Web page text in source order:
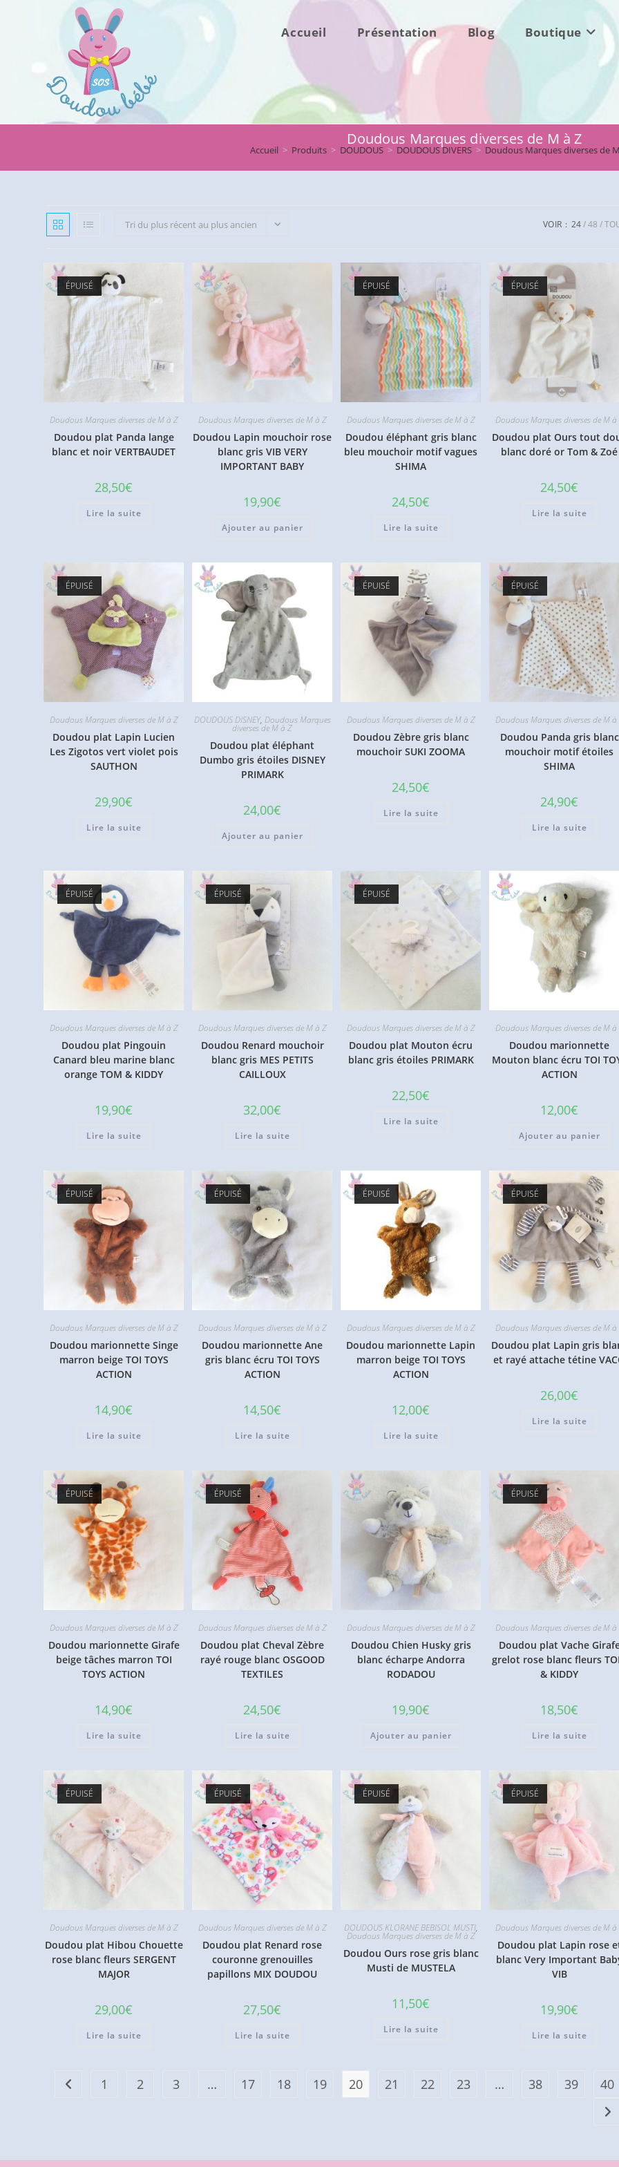
Accueil Présentation Blog Boutique
Doudous Marques diverses de M à Z
Accueil > Produits > DOUDOUS > DOUDOUS DIVERS > Doudous Marques diverses de
Tri du plus récent au plus ancien VOIR : 24 48
ÉPUISÉ
Doudous Marques diverses de M à Z
Doudou plat Panda lange
blanc et noir VERTBAUDET
28,50€
Lire la suite
Doudous Marques diverses de M à Z
Doudou Lapin mouchoir rose
blanc gris VIB VERY
IMPORTANT BABY
19,90€
Ajouter au panier
ÉPUISÉ
Doudous Marques diverses de M à Z
Doudou éléphant gris blanc
bleu mouchoir motif vagues
SHIMA
24,50€
Lire la suite
ÉPUISÉ
Doudous Marques diverses de M à
Doudou plat Ours tout
blanc doré or Tom & Zoé
24,50€
Lire la suite
ÉPUISÉ
Doudous Marques diverses de M à Z
Doudou plat Lapin Lucien
Les Zigotos vert violet pois
SAUTHON
29,90€
Lire la suite
DOUDOUS DISNEY, Doudous Marques
diverses de M à Z
Doudou plat éléphant
Dumbo gris étoiles DISNEY
PRIMARK
24,00€
Ajouter au panier
ÉPUISÉ
Doudous Marques diverses de M à Z
Doudou Zèbre gris blanc
mouchoir SUKI ZOOMA
24,50€
Lire la suite
ÉPUISÉ
Doudous Marques diverses de M à
Doudou Panda gris blanc
mouchoir motif étoiles
SHIMA
24,90€
Lire la suite
ÉPUISÉ
Doudous Marques diverses de M à Z
Doudou plat Pingouin
Canard bleu marine blanc
orange TOM & KIDDY
19,90€
Lire la suite
ÉPUISÉ
Doudous Marques diverses de M à Z
Doudou Renard mouchoir
blanc gris MES PETITS
CAILLOUX
32,00€
Lire la suite
ÉPUISÉ
Doudous Marques diverses de M à Z
Doudou plat Mouton écru
blanc gris étoiles PRIMARK
22,50€
Lire la suite
Doudous Marques diverses de M à
Doudou marionnette
Mouton blanc écru TOI
ACTION
12,00€
Ajouter au panier
ÉPUISÉ
Doudous Marques diverses de M à Z
Doudou marionnette Singe
marron beige TOI TOYS
ACTION
14,90€
Lire la suite
ÉPUISÉ
Doudous Marques diverses de M à Z
Doudou marionnette Ane
gris blanc écru TOI TOYS
ACTION
14,50€
Lire la suite
ÉPUISÉ
Doudous Marques diverses de M à Z
Doudou marionnette Lapin
marron beige TOI TOYS
ACTION
12,00€
Lire la suite
ÉPUISÉ
Doudous Marques diverses de M à
Doudou plat Lapin gris
et rayé attache tétine
26,00€
Lire la suite
ÉPUISÉ
Doudous Marques diverses de M à Z
Doudou marionnette Girafe
beige tâches marron TOI
TOYS ACTION
14,90€
Lire la suite
ÉPUISÉ
Doudous Marques diverses de M à Z
Doudou plat Cheval Zèbre
rayé rouge blanc OSGOOD
TEXTILES
24,50€
Lire la suite
Doudous Marques diverses de M à Z
Doudou Chien Husky gris
blanc écharpe Andorra
RODADOU
19,90€
Ajouter au panier
ÉPUISÉ
Doudous Marques diverses de M à
Doudou plat Vache
grelot rose blanc fleurs
& KIDDY
18,50€
Lire la suite
ÉPUISÉ
Doudous Marques diverses de M à Z
Doudou plat Hibou Chouette
rose blanc fleurs SERGENT
MAJOR
29,00€
Lire la suite
ÉPUISÉ
Doudous Marques diverses de M à Z
Doudou plat Renard rose
couronne grenouilles
papillons MIX DOUDOU
27,50€
Lire la suite
ÉPUISÉ
DOUDOUS KLORANE BEBISOL MUSTI,
Doudous Marques diverses de M à Z
Doudou Ours rose gris blanc
Musti de MUSTELA
11,50€
Lire la suite
ÉPUISÉ
Doudous Marques diverses de M à
Doudou plat Lapin rose
blanc Very Important
VIB
19,90€
Lire la suite
1 2 3 … 17 18 19 20 21 22 23 … 38 39 40